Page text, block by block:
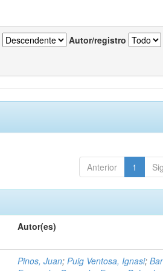
Autor/registro
Anterior 1
Autor(es)
Pinos, Juan;Puig Ventosa, Ignasi;